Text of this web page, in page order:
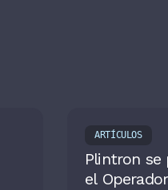
ARTÍCULOS
Plintron se
el